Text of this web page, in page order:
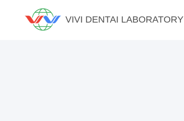
VIVI DENTAI LABORATORY